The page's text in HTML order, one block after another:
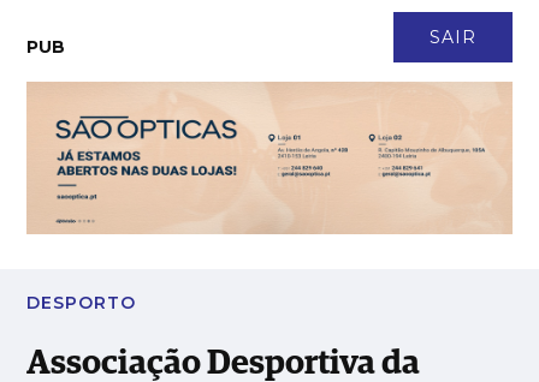
SAIR
PUB
Associação Desportiva da Nazaré aposta na modalidade de
futevólei
DESPORTO
Associação Desportiva da